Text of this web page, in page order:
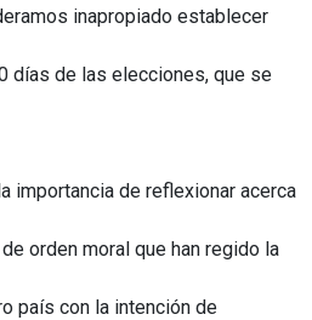
inapropiado establecer
días de las elecciones, que se
importancia de reflexionar acerca
orden moral que han regido la
país con la intención de